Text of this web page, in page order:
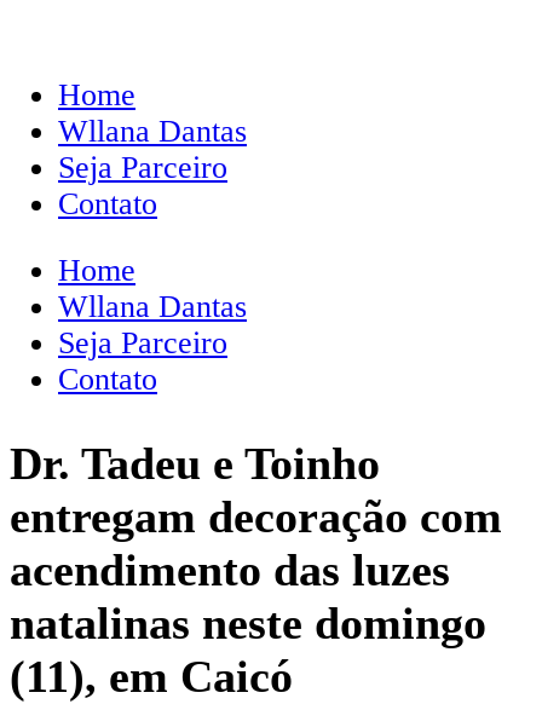
Home
Wllana Dantas
Seja Parceiro
Contato
Home
Wllana Dantas
Seja Parceiro
Contato
Dr. Tadeu e Toinho
entregam decoração com
acendimento das luzes
natalinas neste domingo
(11), em Caicó